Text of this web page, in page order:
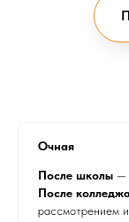
Очная
После школы —
После
рассмотрением